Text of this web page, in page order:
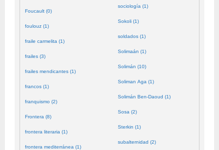
Foucault (0)
foulouz (1)
fraile carmelita (1)
frailes (3)
frailes mendicantes (1)
francos (1)
franquismo (2)
Frontera (8)
frontera literaria (1)
frontera mediterránea (1)
sociología (1)
Sokoli (1)
soldados (1)
Solimaán (1)
Solimán (10)
Soliman Aga (1)
Solimán Ben-Daoud (1)
Sosa (2)
Sterkin (1)
subalternidad (2)